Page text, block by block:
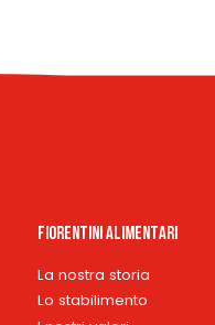
Fiorentini Alimentari
La nostra storia
Lo stabilimento